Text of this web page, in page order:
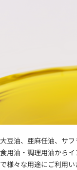
大豆油、亜麻任油、サ
食用油・調理用油から
で様々な用途にご利用い